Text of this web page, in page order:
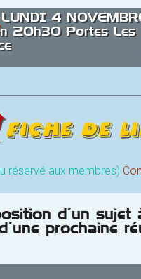
LUNDI 4
20h30 Portes Les
Fiche de
réservé aux membres)
d’un sujet
prochaine